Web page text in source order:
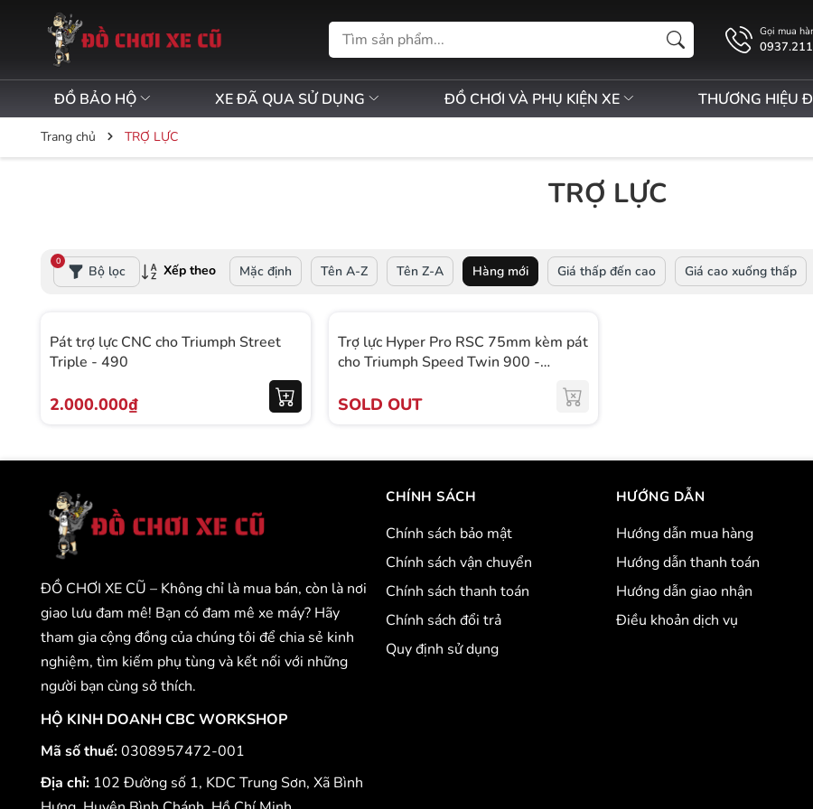
Gọi mua
ĐỒ BẢO HỘ XE ĐÃ QUA SỬ DỤNG ĐỒ CHƠI VÀ PHỤ KIỆN XE THƯƠNG HIỆU
Trang chủ TRỢ LỰC
TRỢ LỰC
Bộ lọc
0
Xếp theo Mặc định Tên A-Z Tên Z-A Hàng mới Giá thấp đến cao Giá cao xuống thấp
Pát trợ lực CNC cho Triumph Street
Triple - 490
2.000.000₫
Trợ lực Hyper Pro RSC 75mm kèm pát
cho Triumph Speed Twin 900 -
SOLD OUT
ĐỒ CHƠI XE CŨ – Không chỉ là mua bán, còn là nơi
giao lưu đam mê! Bạn có đam mê xe máy? Hãy
tham gia cộng đồng của chúng tôi để chia sẻ kinh
nghiệm, tìm kiếm phụ tùng và kết nối với những
người bạn cùng sở thích.
HỘ KINH DOANH CBC WORKSHOP
Mã số thuế:0308957472-001
Địa chỉ: 102 Đường số 1, KDC Trung Sơn, Xã Bình
CHÍNH SÁCH
Chính sách bảo mật
Chính sách vận chuyển
Chính sách thanh toán
Chính sách đổi trả
Quy định sử dụng
HƯỚNG DẪN
Hướng dẫn mua hàng
Hướng dẫn thanh toán
Hướng dẫn giao nhận
Điều khoản dịch vụ